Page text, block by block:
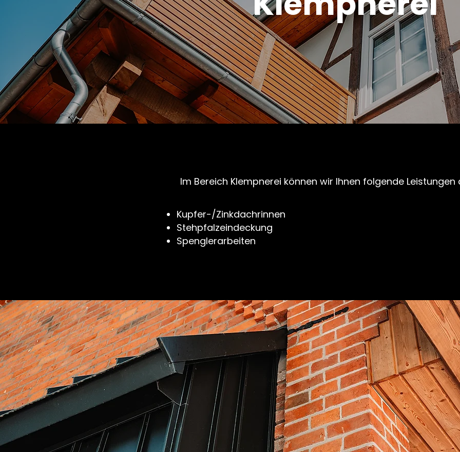
Im Bereich Klempnerei können wir Ihnen folgende Leistungen
Kupfer-/Zinkdachrinnen
Stehpfalzeindeckung
Spenglerarbeiten